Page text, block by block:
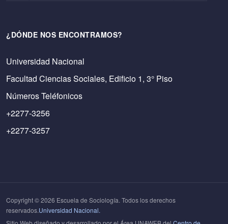
¿DÓNDE NOS ENCONTRAMOS?
Universidad Nacional
Facultad Ciencias Sociales, Edificio 1, 3° Piso
Números Teléfonicos
+2277-3256
+2277-3257
Copyright © 2026 Escuela de Sociología. Todos los derechos
reservados.Universidad Nacional.